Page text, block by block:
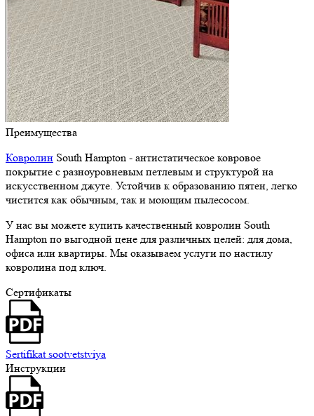
Преимущества
Ковролин South Hampton - антистатическое ковровое
покрытие с разноуровневым петлевым и структурой на
искусственном джуте. Устойчив к образованию пятен, легко
чистится как обычным, так и моющим пылесосом.
У нас вы можете купить качественный ковролин South
Hampton по выгодной цене для различных целей: для дома,
офиса или квартиры. Мы оказываем услуги по настилу
ковролина под ключ.
Сертификаты
Sertifikat sootvetstviya
Инструкции